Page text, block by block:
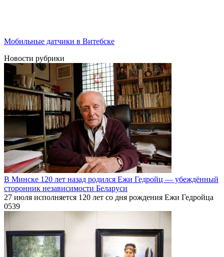
Мобильные датчики в Витебске
Новости рубрики
В Минске 120 лет назад родился Ежи Гедройц — убеждённый
сторонник независимости Беларуси
27 июля исполняется 120 лет со дня рождения Ежи Гедройца
0539